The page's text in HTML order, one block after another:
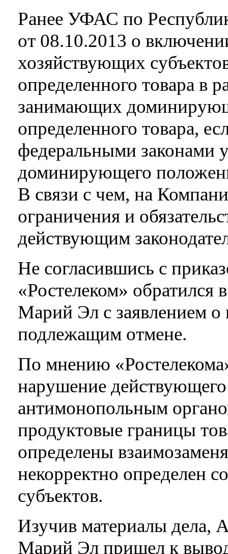
Ранее УФАС по
от 08.10.2013 о
хозяйствующих
определенного товара в
занимающих
определенного товара,
федеральными законами
доминирующего
В связи с чем, на
ограничения и
действующим
Не согласившись с
«Ростелеком»
Марий Эл с заявлением о
подлежащим отмене.
По мнению
нарушение действующего
антимонопольным
продуктовые границы
определены
некорректно определен
субъектов.
Изучив материалы дела,
Марий Эл пришел к